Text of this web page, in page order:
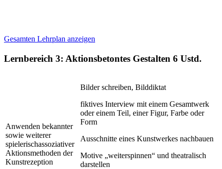
Gesamten Lehrplan anzeigen
Lernbereich 3: Aktionsbetontes Gestalten 6 Ustd.
Anwenden bekannter
sowie weiterer
spielerischassoziativer
Aktionsmethoden der
Kunstrezeption
Bilder schreiben, Bilddiktat
fiktives Interview mit einem Gesamtwerk
oder einem Teil, einer Figur, Farbe oder
Form
Ausschnitte eines Kunstwerkes nachbauen
Motive „weiterspinnen“ und theatralisch
darstellen